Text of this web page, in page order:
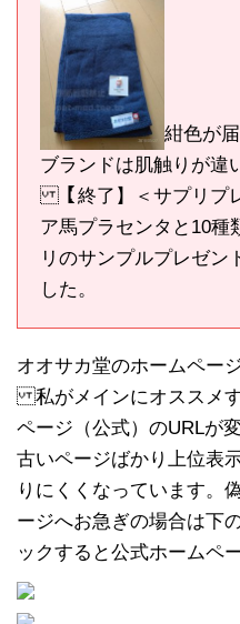
紺色が
ブランドは肌触りが違
【終了】＜サプリプ
ア馬プラセンタと10種
リのサンプルプレゼン
した。
オオサカ堂のホームペー
私がメインにオススメ
ページ（公式）のURLが
古いページばかり上位表
りにくくなっています。
ージへお急ぎの場合は下
ックすると公式ホームペ